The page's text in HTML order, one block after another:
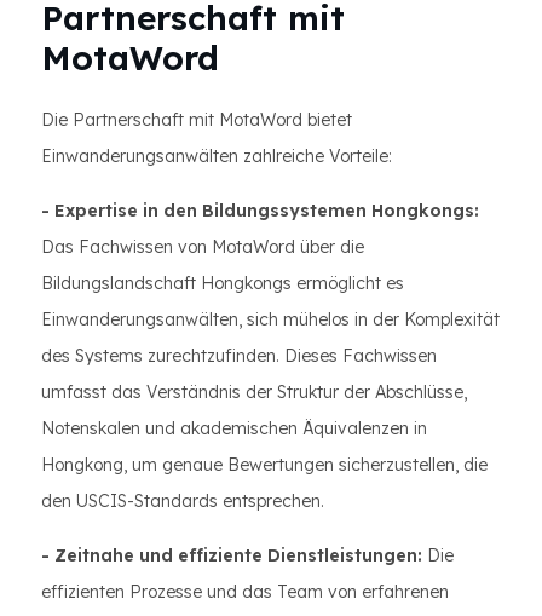
Partnerschaft mit
MotaWord
Die Partnerschaft mit MotaWord bietet
Einwanderungsanwälten zahlreiche Vorteile:
- Expertise in den Bildungssystemen Hongkongs:
Das Fachwissen von MotaWord über die
Bildungslandschaft Hongkongs ermöglicht es
Einwanderungsanwälten, sich mühelos in der Komplexität
des Systems zurechtzufinden. Dieses Fachwissen
umfasst das Verständnis der Struktur der Abschlüsse,
Notenskalen und akademischen Äquivalenzen in
Hongkong, um genaue Bewertungen sicherzustellen, die
den USCIS-Standards entsprechen.
- Zeitnahe und effiziente Dienstleistungen: Die
effizienten Prozesse und das Team von erfahrenen